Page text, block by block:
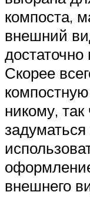
компоста,
внешний
Скорее
никому, так
внешнего